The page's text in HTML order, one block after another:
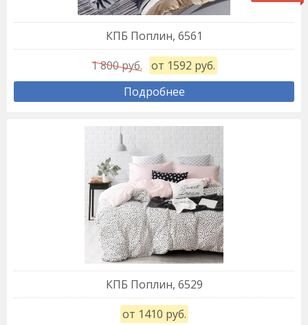
КПБ Поплин, 6561
1 800 руб.
от 1592 руб.
Подробнее
КПБ Поплин, 6529
от 1410 руб.